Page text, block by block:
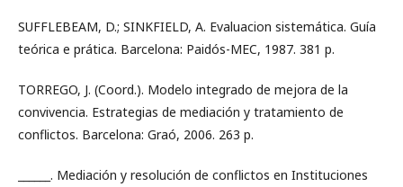
SUFFLEBEAM, D.; SINKFIELD, A. Evaluacion sistemática. Guía
teórica e prática. Barcelona: Paidós-MEC, 1987. 381 p.
TORREGO, J. (Coord.). Modelo integrado de mejora de la
convivencia. Estrategias de mediación y tratamiento de
conflictos. Barcelona: Graó, 2006. 263 p.
______. Mediación y resolución de conflictos en Instituciones